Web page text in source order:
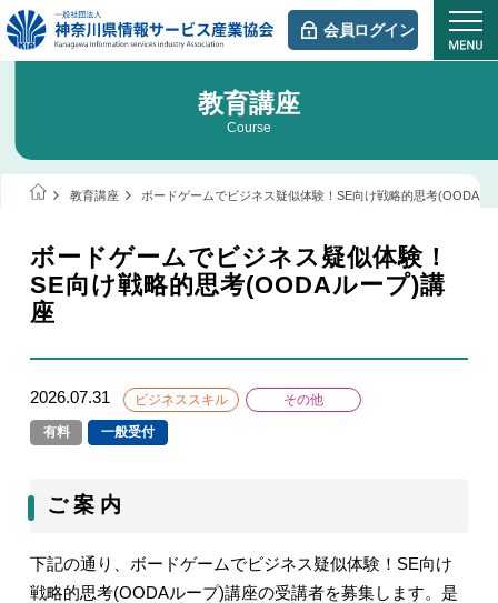
会員ログイン
教育講座
Course
教育講座 ボードゲームでビジネス疑似体験！SE向け戦略的思考(OODAル
ボードゲームでビジネス疑似体験！
SE向け戦略的思考(OODAループ)講
座
2026.07.31 ビジネススキル その他
有料 一般受付
ご 案 内
下記の通り、ボードゲームでビジネス疑似体験！ SE向け
戦略的思考(OODAループ)講座の受講者を募集します。是